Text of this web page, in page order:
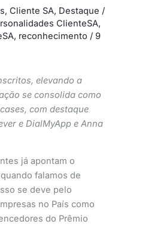
, Cliente SA, Destaque /
ClienteSA,
, reconhecimento / 9
elevando a
se consolida como
com destaque
e DialMyApp e Anna
já apontam o
falamos de
se deve pelo
no País como
do Prêmio